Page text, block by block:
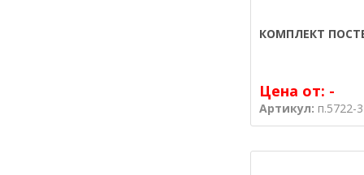
КОМПЛЕКТ
Цена от: -
Артикул: п.5722-3